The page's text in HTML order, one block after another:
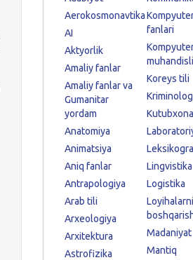
Aerokosmonavtika
AI
Aktyorlik
Amaliy fanlar
Amaliy fanlar va
Gumanitar
yordam
Anatomiya
Animatsiya
Aniq fanlar
Antrapologiya
Arab tili
Arxeologiya
Arxitektura
Astrofizika
fanlari
Koreys tili
Lingvistika
Logistika
Loyihalarni
Madaniyat
Mantiq